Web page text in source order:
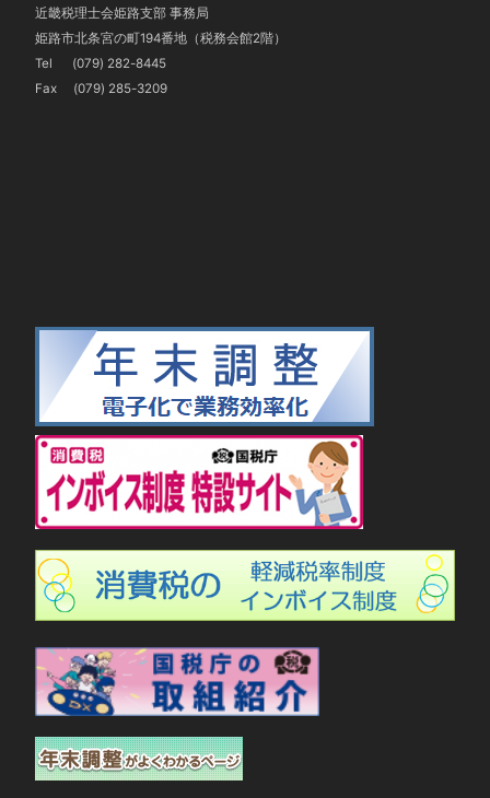
近畿税理士会姫路支部 事務局
姫路市北条宮の町194番地（税務会館2階）
Tel (079) 282-8445
Fax (079) 285-3209